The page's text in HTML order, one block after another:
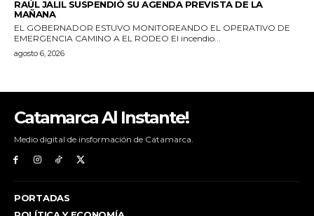
Catamarca Al Instante!
Medio digital de insformación de Catamarca.
PORTADAS